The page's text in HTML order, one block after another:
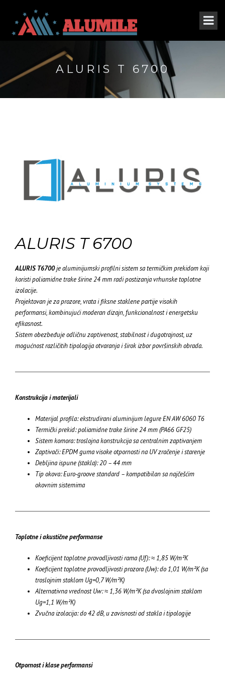
ALURIS T 6700
ALURIS T 6700
ALURIS T6700je aluminijumski profilni sistem sa termičkim prekidom koji
koristi poliamidne trake širine 24 mm radi postizanja vrhunske toplotne
izolacije.
Projektovan je za prozore, vrata i fiksne staklene partije visokih
performansi, kombinujući moderan dizajn, funkcionalnost i energetsku
efikasnost.
Sistem obezbeđuje odličnu zaptivenost, stabilnost i dugotrajnost, uz
mogućnost različitih tipologija otvaranja i širok izbor površinskih obrada.
Konstrukcija i materijali
Materijal profila: ekstrudirani aluminijum legure EN AW 6060 T6
Termički prekid: poliamidne trake širine 24 mm (PA66 GF25)
Sistem komora: troslojna konstrukcija sa centralnim zaptivanjem
Zaptivači: EPDM guma visoke otpornosti na UV zračenje i starenje
Debljina ispune (stakla): 20 – 44 mm
Tip okova: Euro-groove standard – kompatibilan sa najčešćim
okovnim sistemima
Toplotne i akustične performanse
Koeficijent toplotne provodljivosti rama (Uf): ≈ 1,85 W/m²K
Koeficijent toplotne provodljivosti prozora (Uw): do 1,01 W/m²K (sa
troslojnim staklom Ug=0,7 W/m²K)
Alternativna vrednost Uw: ≈ 1,36 W/m²K (sa dvoslojnim staklom
Ug=1,1 W/m²K)
Zvučna izolacija: do 42 dB, u zavisnosti od stakla i tipologije
Otpornost i klase performansi